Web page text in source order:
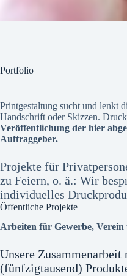
Portfolio
Printgestaltung sucht und lenkt
Handschrift oder Skizzen.
Veröffentlichung der hier
Auftraggeber.
Projekte für
zu Feiern, o. ä.: Wir
individuelles
Öffentliche Projekte
Arbeiten für Gewerbe,
Unsere
(fünfzigtausend)